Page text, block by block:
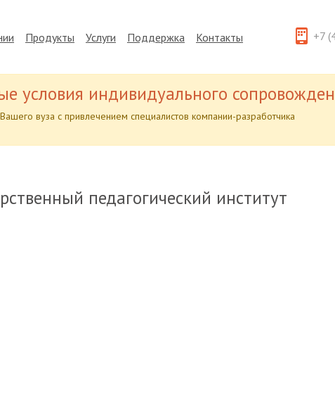
Продукты Услуги Поддержка Контакты +7
условия индивидуального
вуза с привлечением специалистов компании-разработчика
педагогический институт